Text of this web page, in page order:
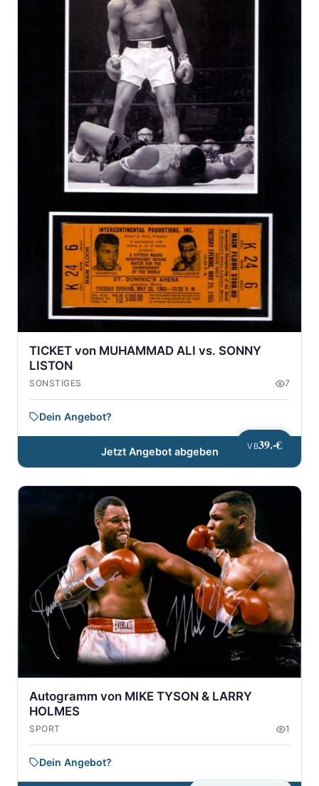
VB39.-€
TICKET von MUHAMMAD ALI vs. SONNY
LISTON
SONSTIGES 7
Dein Angebot?
Jetzt Angebot abgeben
Autogramm von MIKE TYSON & LARRY
HOLMES
SPORT 1
Dein Angebot?